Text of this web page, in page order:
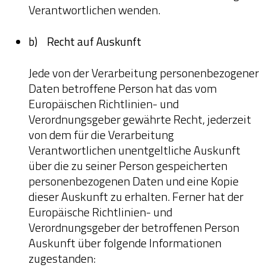
Verantwortlichen wenden.
b) Recht auf Auskunft
Jede von der Verarbeitung personenbezogener
Daten betroffene Person hat das vom
Europäischen Richtlinien- und
Verordnungsgeber gewährte Recht, jederzeit
von dem für die Verarbeitung
Verantwortlichen unentgeltliche Auskunft
über die zu seiner Person gespeicherten
personenbezogenen Daten und eine Kopie
dieser Auskunft zu erhalten. Ferner hat der
Europäische Richtlinien- und
Verordnungsgeber der betroffenen Person
Auskunft über folgende Informationen
zugestanden: